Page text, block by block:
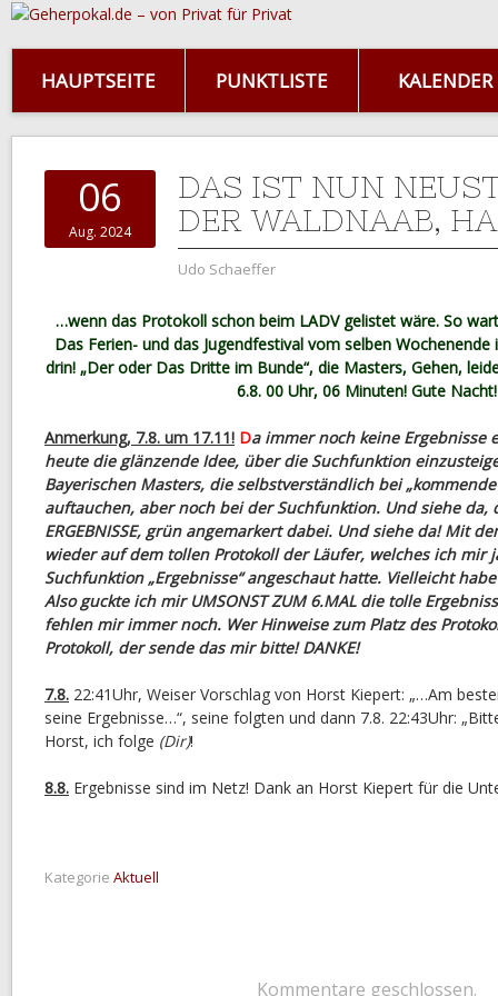
HAUPTSEITE PUNKTLISTE KALENDER
06
Aug. 2024
DAS IST NUN
DER WALDNAAB,
Udo Schaeffer
…wenn das Protokoll schon beim LADV gelistet wäre. So
Das Ferien- und das Jugendfestival vom selben
drin! „Der oder Das Dritte im Bunde“, die Masters, Gehen,
6.8. 00 Uhr, 06 Minuten! Gute Nacht!
Anmerkung, 7.8. um 17.11! Da immer noch keine Ergebnisse
heute die glänzende Idee, über die Suchfunktion
Bayerischen Masters, die selbstverständlich bei
auftauchen, aber noch bei der Suchfunktion. Und siehe da,
ERGEBNISSE, grün angemarkert dabei. Und siehe da! Mit
wieder auf dem tollen Protokoll der Läufer, welches ich mir
Suchfunktion „Ergebnisse“ angeschaut hatte. Vielleicht
Also guckte ich mir UMSONST ZUM 6.MAL die tolle
fehlen mir immer noch. Wer Hinweise zum Platz des
Protokoll, der sende das mir bitte! DANKE!
7.8. 22:41Uhr, Weiser Vorschlag von Horst Kiepert: „…Am
seine Ergebnisse…“, seine folgten und dann 7.8. 22:43Uhr:
Horst, ich folge (Dir)!
8.8. Ergebnisse sind im Netz! Dank an Horst Kiepert für die
Kategorie Aktuell
Kommentare geschlossen.